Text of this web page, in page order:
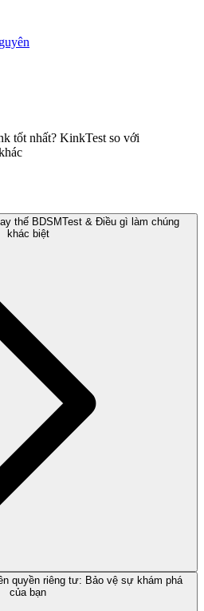
tốt nhất? KinkTest so với
thế BDSMTest & Điều gì làm chúng
khác biệt
quyền riêng tư: Bảo vệ sự khám phá
của bạn